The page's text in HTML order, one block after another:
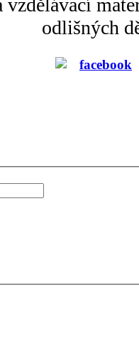
vzdělávací
odlišných